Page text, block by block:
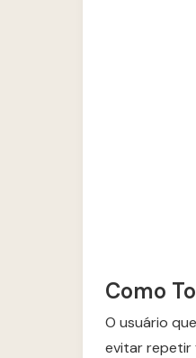
Como
O usuário
evitar repetir